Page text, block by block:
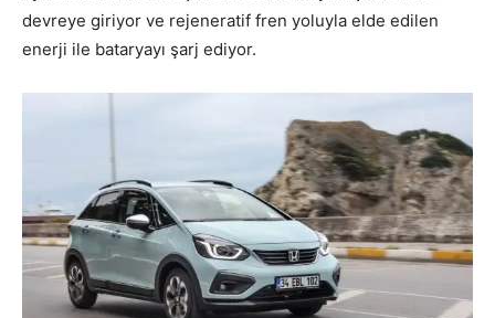
devreye giriyor ve rejeneratif fren yoluyla elde edilen
enerji ile bataryayı şarj ediyor.